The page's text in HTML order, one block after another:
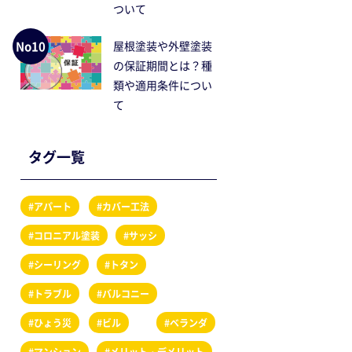
ついて
No10
屋根塗装や外壁塗装
の保証期間とは？種
類や適用条件につい
て
タグ一覧
#アパート #カバー工法
#コロニアル塗装 #サッシ
#シーリング #トタン
#トラブル #バルコニー
#ひょう災 #ビル #ベランダ